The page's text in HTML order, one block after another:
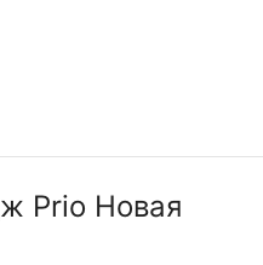
Prio Новая